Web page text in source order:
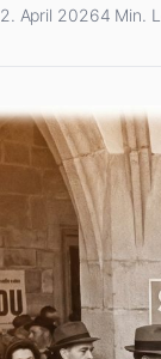
2. April 20264 Min.